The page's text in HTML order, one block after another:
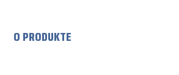
O PRODUKTE